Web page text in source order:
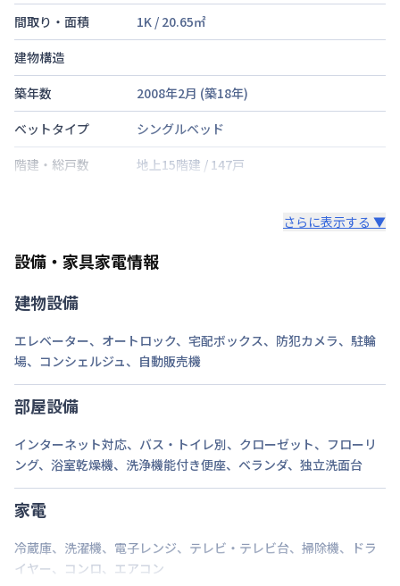
間取り・面積
1K / 20.65㎡
建物構造
築年数
2008年2月 (築18年)
ベットタイプ
シングルベッド
階建・総戸数
地上15階建 / 147戸
禁煙・喫煙
禁煙
大阪市長堀鶴見緑地長堀橋駅徒歩7分
駐車場
次回更新日
情報更新日より14日以内
情報更新日 2026年7月22日
さらに表示する ▼
設備・家具家電情報
建物設備
エレベーター、 オートロック、 宅配ボックス、 防犯カメラ、 駐輪
場、 コンシェルジュ、 自動販売機
部屋設備
インターネット対応、 バス・トイレ別、 クローゼット、 フローリ
ング、 浴室乾燥機、 洗浄機能付き便座、 ベランダ、 独立洗面台
家電
冷蔵庫、 洗濯機、 電子レンジ、 テレビ・テレビ台、 掃除機、
ドラ
イヤー、 コンロ、 エアコン